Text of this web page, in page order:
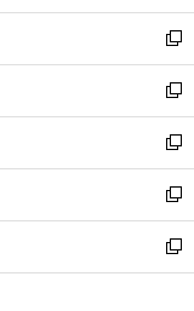
開
く
ウ
で
開
く
ン
ド
ウ
で
開
く
ウ
ィ
ン
ド
ウ
で
開
く
新
し
い
ウ
ィ
ン
ド
ウ
で
開
新
し
い
ウ
ィ
ン
ド
ウ
新
し
い
ウ
ィ
ン
新
し
い
ウ
新
し